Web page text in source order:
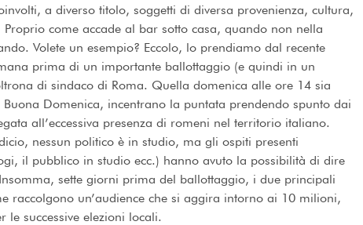
a diverso titolo, soggetti di diversa provenienza, cultura,
come accade al bar sotto casa, quando non nella
Volete un esempio? Eccolo, lo prendiamo dal recente
prima di un importante ballottaggio (e quindi in un
di sindaco di Roma. Quella domenica alle ore 14 sia
Domenica, incentrano la puntata prendendo spunto dai
all’eccessiva presenza di romeni nel territorio italiano.
nessun politico è in studio, ma gli ospiti presenti
il pubblico in studio ecc.) hanno avuto la possibilità di dire
sette giorni prima del ballottaggio, i due principali
raccolgono un’audience che si aggira intorno ai 10 milioni,
le successive elezioni locali.